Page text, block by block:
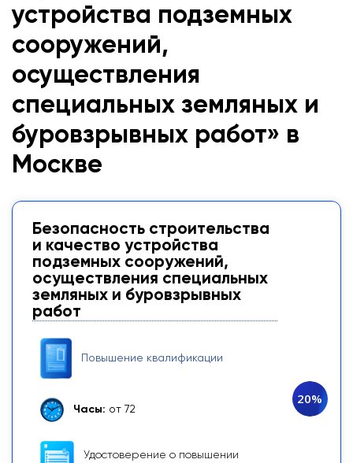
устройства подземных
сооружений,
осуществления
специальных земляных и
буровзрывных работ» в
Москве
Безопасность строительства
и качество устройства
подземных сооружений,
осуществления специальных
земляных и буровзрывных
работ
Повышение квалификации
Часы: от 72
Удостоверение о повышении
20%